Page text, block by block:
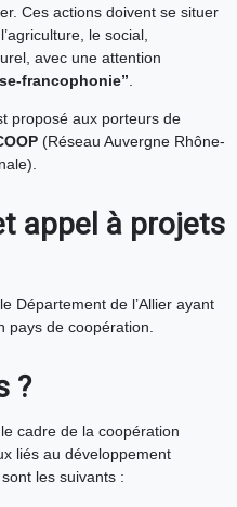
Ces actions doivent se situer
le social,
avec une attention
francophonie”
proposé aux porteurs de
(Réseau Auvergne Rhône-
appel à projets
Département de l’Allier ayant
pays de coopération.
?
cadre de la coopération
liés au développement
les suivants :